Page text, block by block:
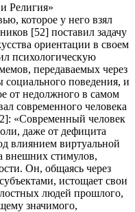
Религия»
которое у него взял
[52] поставил задачу
ориентации в своем
психологическую
передаваемых через
социального поведения, и
от недолжного в самом
современного человека
«Современный человек
даже от дефицита
влиянием виртуальной
внешних стимулов,
Он, общаясь через
истощает свои
людей прошлого,
значимого,